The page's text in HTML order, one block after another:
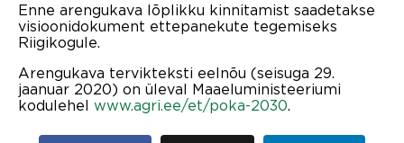
Enne arengukava lõplikku kinnitamist saadetakse
visioonidokument ettepanekute tegemiseks
Riigikogule.
Arengukava tervikteksti eelnõu (seisuga 29.
jaanuar 2020) on üleval Maaeluministeeriumi
kodulehel www.agri.ee/et/poka-2030.